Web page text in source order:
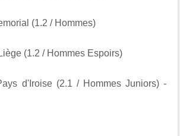
(1.2 / Hommes)
(1.2 / Hommes Espoirs)
d'Iroise (2.1 / Hommes Juniors) -